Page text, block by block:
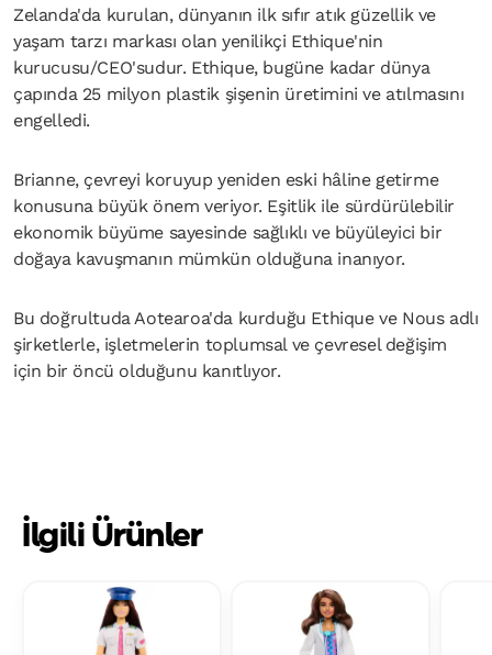
Zelanda'da kurulan, dünyanın ilk sıfır atık güzellik ve
yaşam tarzı markası olan yenilikçi Ethique'nin
kurucusu/CEO'sudur. Ethique, bugüne kadar dünya
çapında 25 milyon plastik şişenin üretimini ve atılmasını
engelledi.
Brianne, çevreyi koruyup yeniden eski hâline getirme
konusuna büyük önem veriyor. Eşitlik ile sürdürülebilir
ekonomik büyüme sayesinde sağlıklı ve büyüleyici bir
doğaya kavuşmanın mümkün olduğuna inanıyor.
Bu doğrultuda Aotearoa'da kurduğu Ethique ve Nous adlı
şirketlerle, işletmelerin toplumsal ve çevresel değişim
için bir öncü olduğunu kanıtlıyor.
İlgili Ürünler